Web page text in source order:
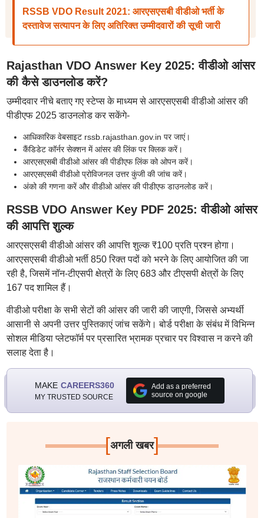
RSSB VDO Result 2021: आरएसएसबी वीडीओ भर्ती के
दस्तावेज सत्यापन के लिए अतिरिक्त उम्मीदवारों की सूची जारी
Rajasthan VDO Answer Key 2025: वीडीओ आंसर
की कैसे डाउनलोड करें?
उम्मीदवार नीचे बताए गए स्टेप्स के माध्यम से आरएसएसबी वीडीओ आंसर की
पीडीएफ 2025 डाउनलोड कर सकेंगे-
आधिकारिक वेबसाइट rssb.rajasthan.gov.in पर जाएं।
कैंडिडेट कॉर्नर सेक्शन में आंसर की लिंक पर क्लिक करें।
आरएसएसबी वीडीओ आंसर की पीडीएफ लिंक को ओपन करें।
आरएसएसबी वीडीओ प्रोविजनल उत्तर कुंजी की जांच करें।
अंको की गणना करें और वीडीओ आंसर की पीडीएफ डाउनलोड करें।
RSSB VDO Answer Key PDF 2025: वीडीओ आंसर
की आपत्ति शुल्क
आरएसएसबी वीडीओ आंसर की आपत्ति शुल्क ₹100 प्रति प्रश्न होगा।
आरएसएसबी वीडीओ भर्ती 850 रिक्त पदों को भरने के लिए आयोजित की जा
रही है, जिसमें नॉन-टीएसपी क्षेत्रों के लिए 683 और टीएसपी क्षेत्रों के लिए
167 पद शामिल हैं।
वीडीओ परीक्षा के सभी सेटों की आंसर की जारी की जाएगी, जिससे अभ्यर्थी
आसानी से अपनी उत्तर पुस्तिकाएं जांच सकेंगे। बोर्ड परीक्षा के संबंध में विभिन्न
सोशल मीडिया प्लेटफॉर्म पर प्रसारित भ्रामक प्रचार पर विश्वास न करने की
सलाह देता है।
MAKE CAREERS360
MY TRUSTED SOURCE
Add as a preferred
source on google
[अगली खबर]